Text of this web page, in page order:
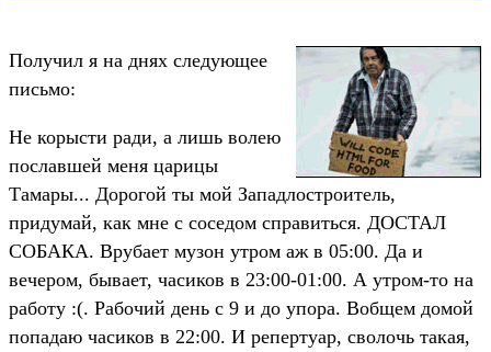
Получил я на днях следующее
письмо:
Не корысти ради, а лишь волею
пославшей меня царицы
Тамары... Дорогой ты мой Западлостроитель,
придумай, как мне с соседом справиться. ДОСТАЛ
СОБАКА. Врубает музон утром аж в 05:00. Да и
вечером, бывает, часиков в 23:00-01:00. А утром-то на
работу :(. Рабочий день с 9 и до упора. Вобщем домой
попадаю часиков в 22:00. И репертуар, сволочь такая,